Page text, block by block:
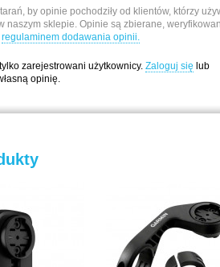
by opinie pochodziły od klientów, którzy
naszym sklepie. Opinie są zbierane,
regulaminem dodawania opinii.
zarejestrowani użytkownicy. Zaloguj się lub
opinię.